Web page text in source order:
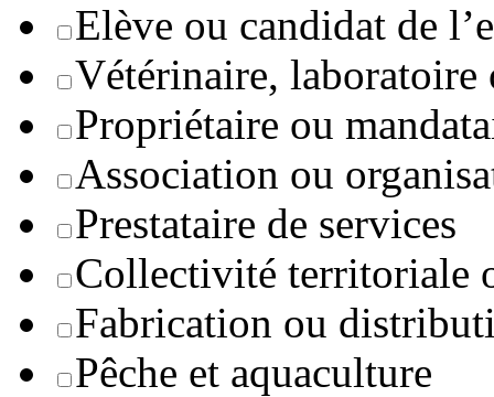
Elève ou candidat de
Vétérinaire, laboratoire
Propriétaire ou
Association ou
Prestataire de services
Collectivité territoriale
Fabrication ou
Pêche et aquaculture